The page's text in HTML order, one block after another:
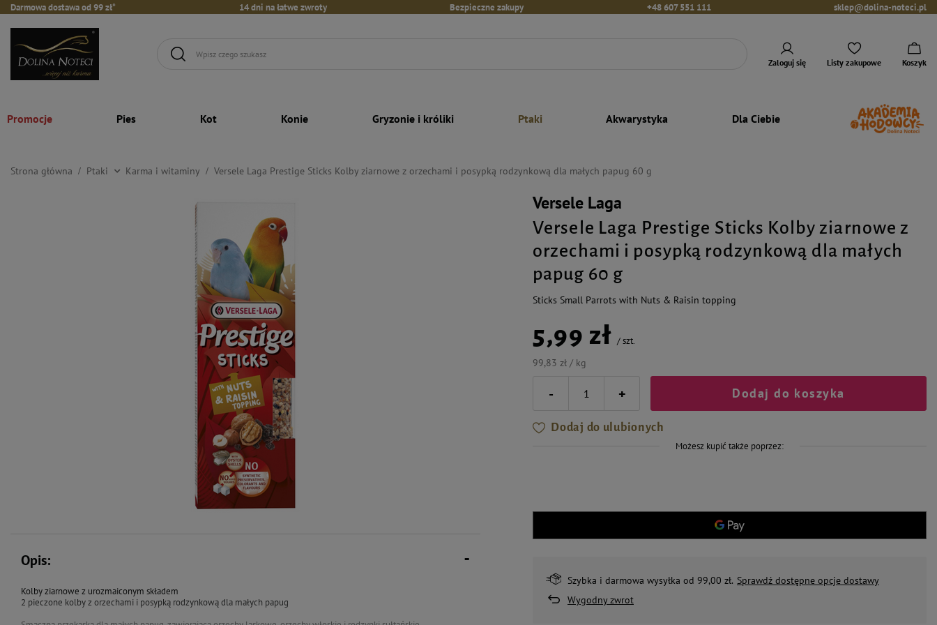
Darmowa dostawa od 99 zł* 14 dni na łatwe zwroty Bezpieczne zakupy +48 607 551 111 sklep@dolina-noteci.pl
Zaloguj się Listy zakupowe Koszyk
Promocje Pies Kot Konie Gryzonie i króliki Ptaki Akwarystyka Dla Ciebie
Strona główna Ptaki Karma i witaminy Versele Laga Prestige Sticks Kolby ziarnowe z orzechami i posypką rodzynkową dla małych papug 60 g
Versele Laga
Versele Laga Prestige Sticks Kolby ziarnowe z
orzechami i posypką rodzynkową dla małych
papug 60 g
Sticks Small Parrots with Nuts & Raisin topping
5,99 zł /szt.
99,83 zł / kg
- + Dodaj do koszyka
Dodaj do ulubionych
Możesz kupić także poprzez:
Szybka i darmowa wysyłka od 99,00 zł. Sprawdź dostępne opcje dostawy
Wygodny zwrot
Opis:
Kolby ziarnowe z urozmaiconym składem
2 pieczone kolby z orzechami i posypką rodzynkową dla małych papug